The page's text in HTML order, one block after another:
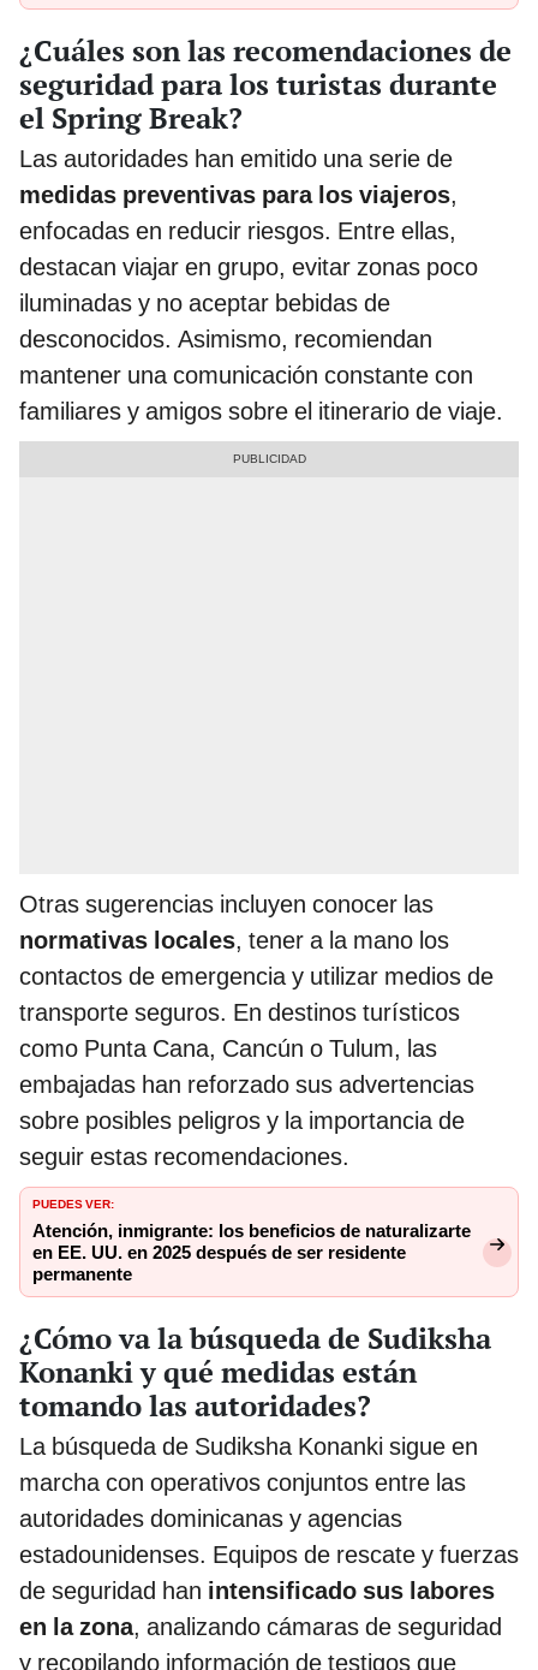
¿Cuáles son las recomendaciones de
seguridad para los turistas durante
el Spring Break?
Las autoridades han emitido una serie de
medidas preventivas para los viajeros,
enfocadas en reducir riesgos. Entre ellas,
destacan viajar en grupo, evitar zonas poco
iluminadas y no aceptar bebidas de
desconocidos. Asimismo, recomiendan
mantener una comunicación constante con
familiares y amigos sobre el itinerario de viaje.
Otras sugerencias incluyen conocer las
normativas locales, tener a la mano los
contactos de emergencia y utilizar medios de
transporte seguros. En destinos turísticos
como Punta Cana, Cancún o Tulum, las
embajadas han reforzado sus advertencias
sobre posibles peligros y la importancia de
seguir estas recomendaciones.
PUEDES VER:
Atención, inmigrante: los beneficios de naturalizarte
en EE. UU. en 2025 después de ser residente
permanente
¿Cómo va la búsqueda de Sudiksha
Konanki y qué medidas están
tomando las autoridades?
La búsqueda de Sudiksha Konanki sigue en
marcha con operativos conjuntos entre las
autoridades dominicanas y agencias
estadounidenses. Equipos de rescate y fuerzas
de seguridad han intensificado sus labores
en la zona, analizando cámaras de seguridad
y recopilando información de testigos que